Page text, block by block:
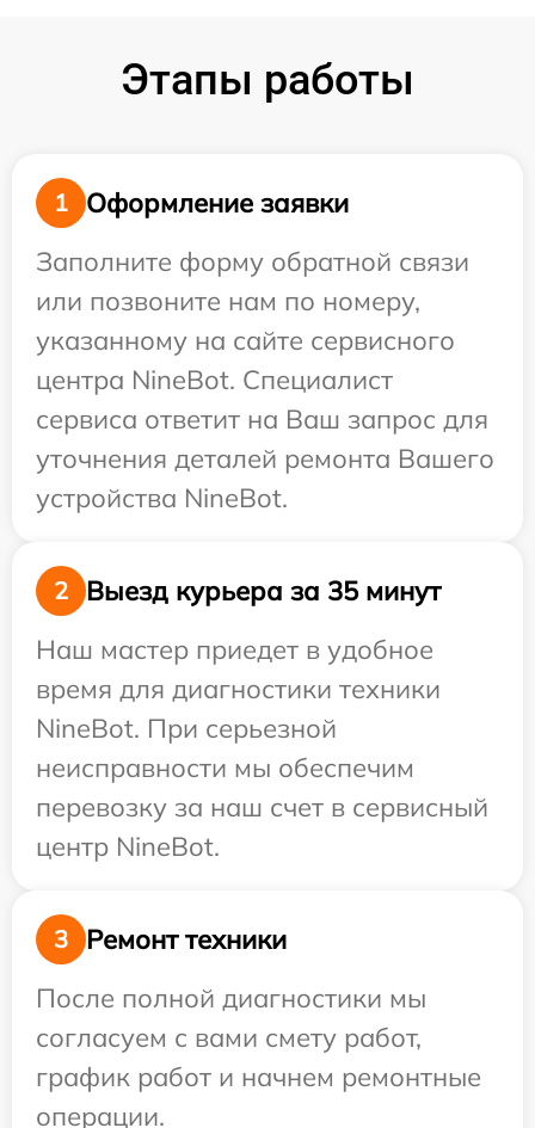
Этапы работы
1
Оформление заявки
Заполните форму обратной связи
или позвоните нам по номеру,
указанному на сайте сервисного
центра NineBot. Специалист
сервиса ответит на Ваш запрос для
уточнения деталей ремонта Вашего
устройства NineBot.
2
Выезд курьера за 35 минут
Наш мастер приедет в удобное
время для диагностики техники
NineBot. При серьезной
неисправности мы обеспечим
перевозку за наш счет в сервисный
центр NineBot.
3
Ремонт техники
После полной диагностики мы
согласуем с вами смету работ,
график работ и начнем ремонтные
операции.